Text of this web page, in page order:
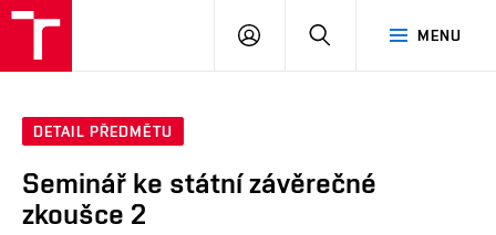
MENU
PŘIHLÁSIT
DETAIL PŘEDMĚTU
Seminář ke státní závěrečné
zkoušce 2